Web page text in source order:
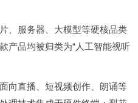
、服务器、大模型等硬核品类
产品均被归类为“人工智能视听
向直播、短视频创作、朗诵等